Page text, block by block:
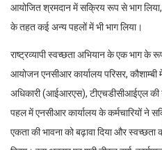
आयोजित श्रमदान में सक्रिय रूप से भाग
के तहत कई अन्य पहलों में भी भाग लिया।
राष्ट्रव्यापी स्वच्छता अभियान के एक भाग के
आयोजन एनसीआर कार्यालय परिसर, कौशाम्बी
अधिकारी (आईआरएस), टीएचडीसीआईएल की
पहल में एनसीआर कार्यालय के कर्मचारियों ने
एकता की भावना को बढ़ावा दिया और